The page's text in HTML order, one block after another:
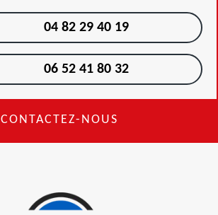
04 82 29 40 19
06 52 41 80 32
CONTACTEZ-NOUS